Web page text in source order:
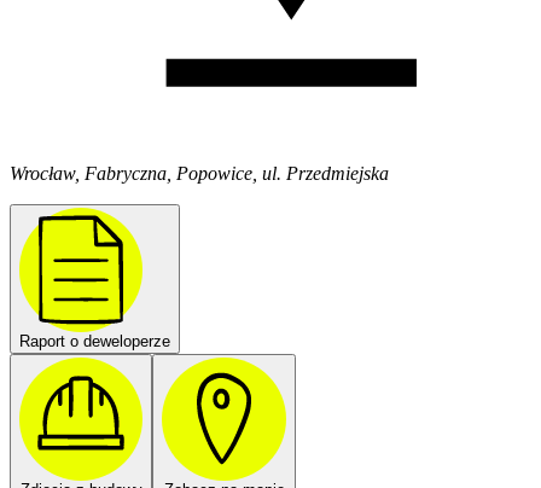
Wrocław, Fabryczna, Popowice, ul. Przedmiejska
Raport o deweloperze